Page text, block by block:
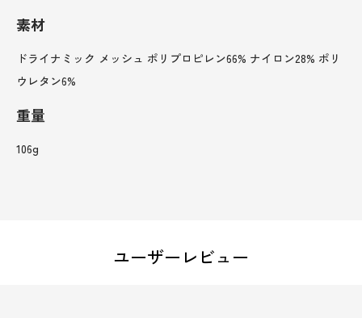
素材
ドライナミック メッシュ ポリプロピレン66% ナイロン28% ポリ
ウレタン6%
重量
106g
ユーザーレビュー